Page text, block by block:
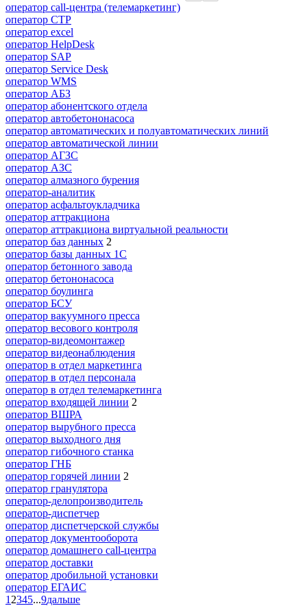
оператор call-центра (телемаркетинг)
оператор CTP
оператор excel
оператор HelpDesk
оператор SAP
оператор Service Desk
оператор WMS
оператор АБЗ
оператор абонентского отдела
оператор автобетононасоса
оператор автоматических и полуавтоматических линий
оператор автоматической линии
оператор АГЗС
оператор АЗС
оператор алмазного бурения
оператор-аналитик
оператор асфальтоукладчика
оператор аттракциона
оператор аттракциона виртуальной реальности
оператор баз данных 2
оператор базы данных 1С
оператор бетонного завода
оператор бетононасоса
оператор боулинга
оператор БСУ
оператор вакуумного пресса
оператор весового контроля
оператор-видеомонтажер
оператор видеонаблюдения
оператор в отдел маркетинга
оператор в отдел персонала
оператор в отдел телемаркетинга
оператор входящей линии 2
оператор ВШРА
оператор вырубного пресса
оператор выходного дня
оператор гибочного станка
оператор ГНБ
оператор горячей линии 2
оператор гранулятора
оператор-делопроизводитель
оператор-диспетчер
оператор диспетчерской службы
оператор документооборота
оператор домашнего call-центра
оператор доставки
оператор дробильной установки
оператор ЕГАИС
1 2345...9дальше